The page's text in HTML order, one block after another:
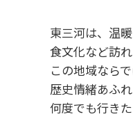
東三河は、温
食文化など訪
この地域なら
歴史情緒あふ
何度でも行き